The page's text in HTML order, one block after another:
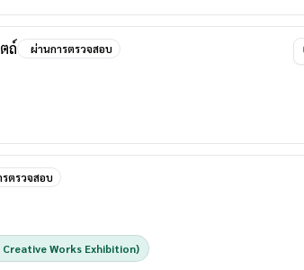
ถ์ ผ่านการตรวจสอบ
รตรวจสอบ
Works Exhibition)